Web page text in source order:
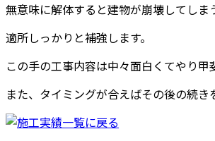
無意味に解体すると建物が崩壊してしま
適所しっかりと補強します。
この手の工事内容は中々面白くてやり甲
また、タイミングが合えばその後の続き